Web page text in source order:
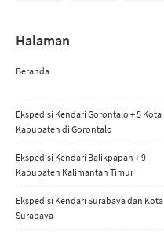
Halaman
Beranda
Ekspedisi Kendari Gorontalo + 5 Kota
Kabupaten di Gorontalo
Ekspedisi Kendari Balikpapan + 9
Kabupaten Kalimantan Timur
Ekspedisi Kendari Surabaya dan Kota
Surabaya